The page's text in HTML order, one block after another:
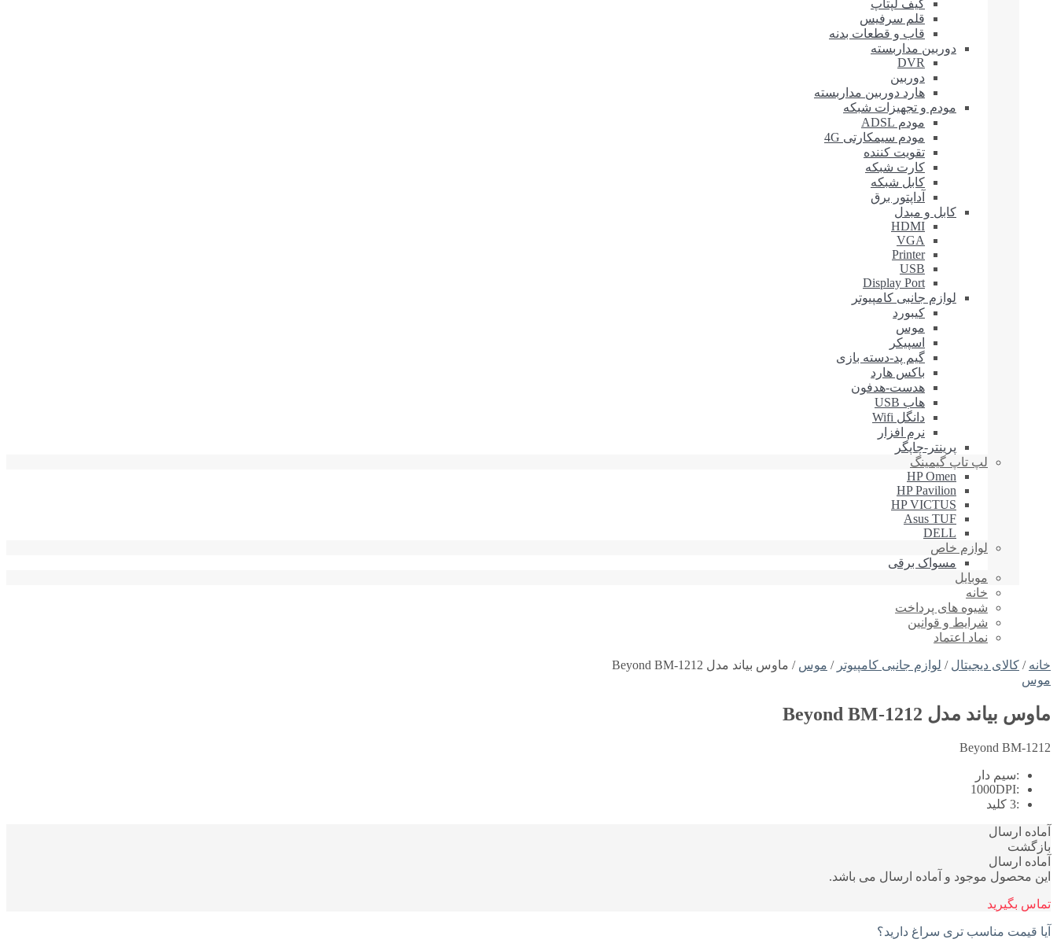
کیف لپتاپ
قلم سرفیس
قاب و قطعات بدنه
دوربین مداربسته
DVR
دوربین
هارد دوربین مداربسته
مودم و تجهیزات شبکه
مودم ADSL
مودم سیمکارتی 4G
تقویت کننده
کارت شبکه
کابل شبکه
آداپتور برق
کابل و مبدل
HDMI
VGA
Printer
USB
Display Port
لوازم جانبی کامپیوتر
کیبورد
موس
اسپیکر
گیم پد-دسته بازی
باکس هارد
هدست-هدفون
هاب USB
دانگل Wifi
نرم افزار
پرینتر-چاپگر
لپ تاپ گیمینگ
HP Omen
HP Pavilion
HP VICTUS
Asus TUF
DELL
لوازم خاص
مسواک برقی
موبایل
خانه
شیوه های پرداخت
شرایط و قوانین
نماد اعتماد
خانه / کالای دیجیتال / لوازم جانبی کامپیوتر / موس / ماوس بیاند مدل Beyond BM-1212
موس
ماوس بیاند مدل Beyond BM-1212
Beyond BM-1212
:سیم دار
:
1000DPI
:3 کلید
آماده ارسال
بازگشت
آماده ارسال
این محصول موجود و آماده ارسال می باشد.
تماس بگیرید
آیا قیمت مناسب تری سراغ دارید؟